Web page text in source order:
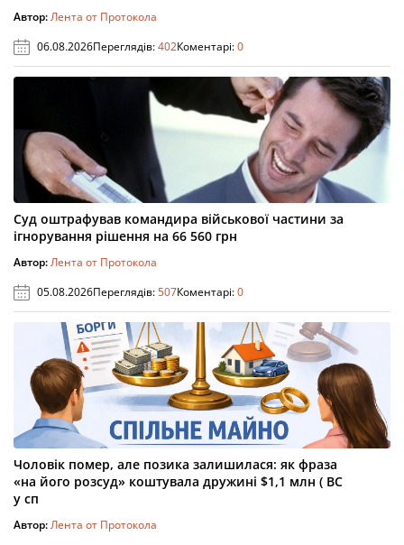
Автор:Лента от Протокола
06.08.2026Переглядів:402Коментарі:0
Суд оштрафував командира військової частини за
ігнорування рішення на 66 560 грн
Автор:Лента от Протокола
05.08.2026Переглядів:507Коментарі:0
Чоловік помер, але позика залишилася: як фраза
«на його розсуд» коштувала дружині $1,1 млн ( ВС
у сп
Автор:Лента от Протокола